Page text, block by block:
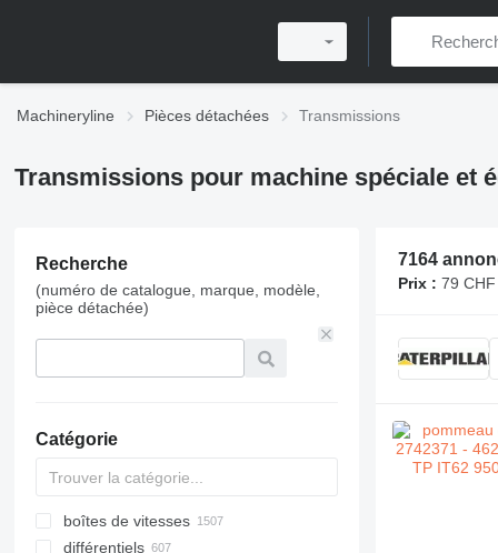
Machineryline Pièces détachées Transmissions
Transmissions pour machine spéciale et
Recherche
(numéro de catalogue, marque, modèle,
pièce détachée)
Catégorie
boîtes de vitesses
différentiels
7164
Prix : 79